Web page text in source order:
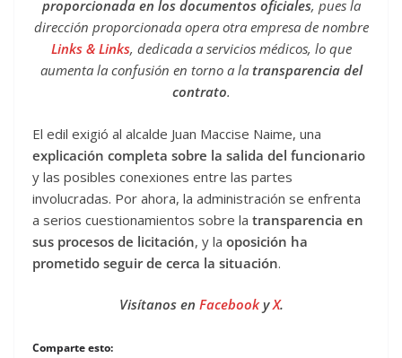
proporcionada en los documentos oficiales, pues la
dirección proporcionada opera otra empresa de nombre
Links & Links, dedicada a servicios médicos, lo que
aumenta la confusión en torno a la transparencia del
contrato.
El edil exigió al alcalde Juan Maccise Naime, una
explicación completa sobre la salida del funcionario
y las posibles conexiones entre las partes
involucradas. Por ahora, la administración se enfrenta
a serios cuestionamientos sobre la transparencia en
sus procesos de licitación, y la oposición ha
prometido seguir de cerca la situación.
Visítanos en FacebookyX.
Comparte esto: